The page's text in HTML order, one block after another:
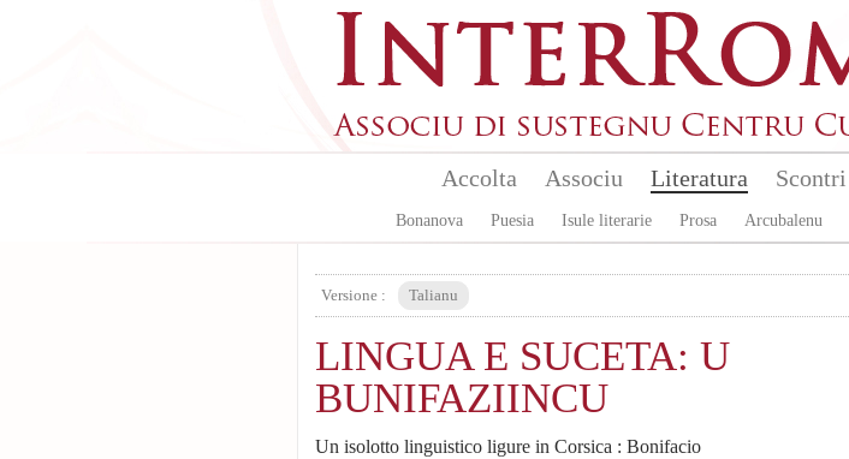
Accolta Associu Literatura
Bonanova Puesia Isule literarie Prosa Arcubalenu
Scontri
Versione : Talianu
LINGUA E SUCETA: U
BUNIFAZIINCU
Un isolotto linguistico ligure in Corsica : Bonifacio